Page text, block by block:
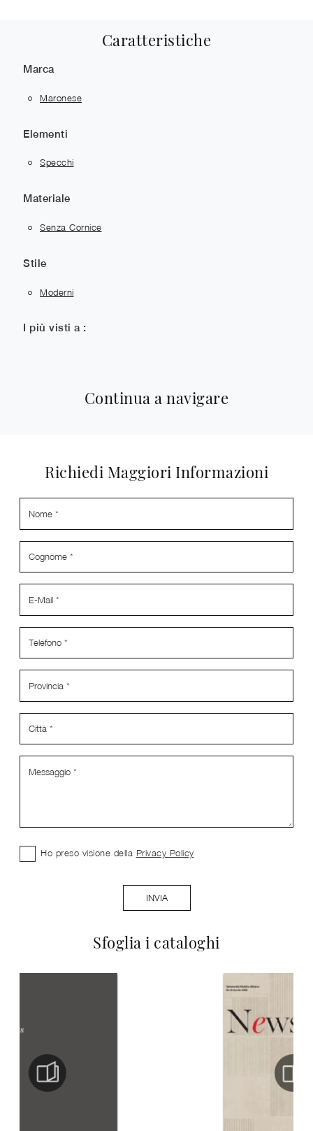
Caratteristiche
Marca
Maronese
Elementi
Specchi
Materiale
Senza Cornice
Stile
Moderni
I più visti a :
Continua a navigare
Sfoglia i cataloghi
Richiedi Maggiori Informazioni
Ho preso visione della Privacy Policy
INVIA